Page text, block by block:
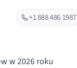
+1 888 486 1987
w 2026 roku